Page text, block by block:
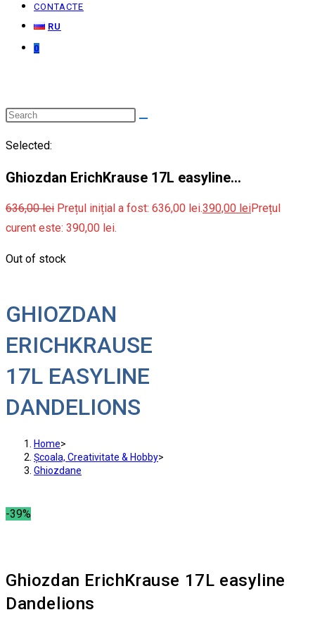
CONTACTE
RU
0
Selected:
Ghiozdan ErichKrause 17L easyline…
636,00lei Prețul inițial a fost: 636,00 lei.390,00 leiPrețul
curent este: 390,00 lei.
Out of stock
GHIOZDAN
ERICHKRAUSE
17L EASYLINE
DANDELIONS
Home>
Școala, Creativitate & Hobby>
Ghiozdane
-39%
Ghiozdan ErichKrause 17L easyline
Dandelions